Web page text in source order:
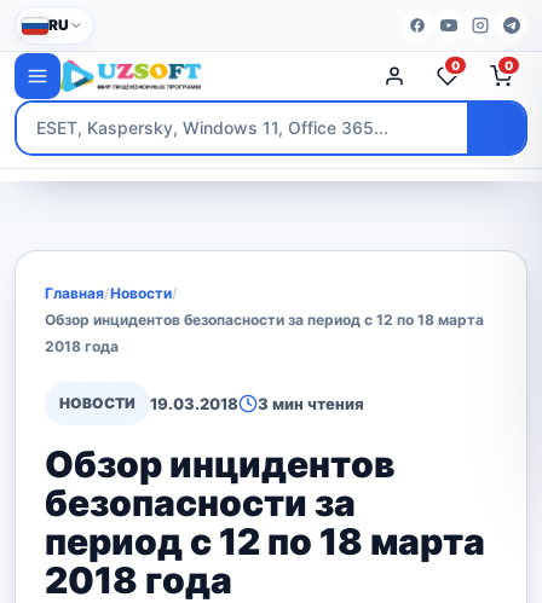
RU
0 0
Главная/Новости/
Обзор инцидентов безопасности за период с 12 по 18 марта
2018 года
НОВОСТИ 19.03.2018 3 мин чтения
Обзор инцидентов
безопасности за
период с 12 по 18 марта
2018 года